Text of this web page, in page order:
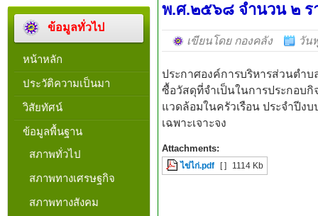
ข้อมูลทั่วไป
หน้าหลัก
ประวัติความเป็นมา
วิสัยทัศน์
ข้อมูลพื้นฐาน
สภาพทั่วไป
สภาพทางเศรษฐกิจ
สภาพทางสังคม
พ.ศ.๒๕๖๘ จำนวน ๒ ร
เขียนโดย กองคลัง วัน
ประกาศองค์การบริหารส่วนตำบ
ซื้อวัสดุที่จำเป็นในการประกอบ
แวดล้อมในครัวเรือน ประจำปีง
เฉพาะเจาะจง
Attachments:
ไข่ไก่.pdf [ ] 1114 Kb